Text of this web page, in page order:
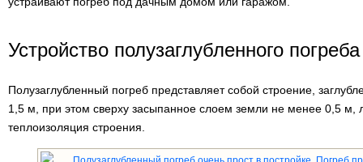
Устройство полузаглубленного погреба
Полузаглубленный погреб представляет собой строение,
1,5 м, при этом сверху засыпанное слоем земли не менее 0,5
теплоизоляция строения.